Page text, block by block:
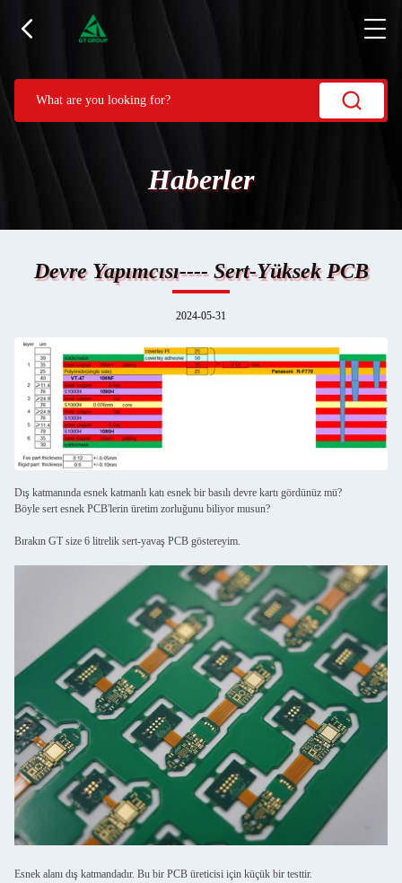
Haberler
Devre Yapımcısı---- Sert-Yüksek PCB
2024-05-31
Dış katmanında esnek katmanlı katı esnek bir basılı devre kartı gördünüz mü?
Böyle sert esnek PCB'lerin üretim zorluğunu biliyor musun?
Bırakın GT size 6 litrelik sert-yavaş PCB göstereyim.
Esnek alanı dış katmandadır. Bu bir PCB üreticisi için küçük bir testtir.